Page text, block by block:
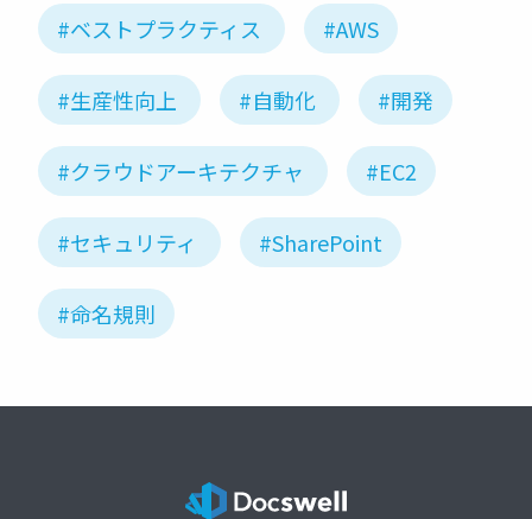
#ベストプラクティス #AWS
#生産性向上 #自動化 #開発
#クラウドアーキテクチャ #EC2
#セキュリティ #SharePoint
#命名規則